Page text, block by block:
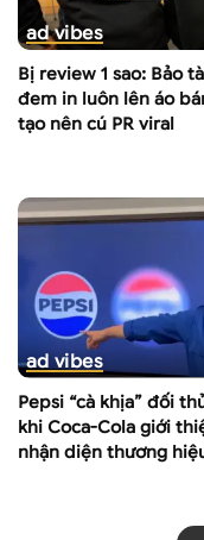
ad vibes
Bị review 1 sao: Bảo
đem in luôn lên áo
tạo nên cú PR viral
ad vibes
Pepsi “cà khịa” đối
khi Coca-Cola giới
nhận diện thương